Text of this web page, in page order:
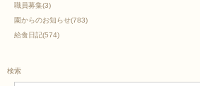
職員募集(3)
園からのお知らせ(783)
給食日記(574)
検索